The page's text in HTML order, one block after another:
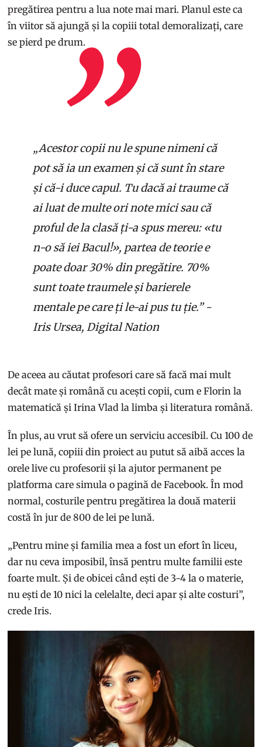
pregătirea pentru a lua note mai mari. Planul este ca
în viitor să ajungă și la copiii total demoralizați, care
se pierd pe drum.
„Acestor copii nu le spune nimeni că
pot să ia un examen și că sunt în stare
și că-i duce capul. Tu dacă ai traume că
ai luat de multe ori note mici sau că
proful de la clasă ți-a spus mereu: «tu
n-o să iei Bacul!», partea de teorie e
poate doar 30% din pregătire. 70%
sunt toate traumele și barierele
mentale pe care ți le-ai pus tu ție.” -
Iris Ursea, Digital Nation
De aceea au căutat profesori care să facă mai mult
decât mate și română cu acești copii, cum e Florin la
matematică și Irina Vlad la limba și literatura română.
În plus, au vrut să ofere un serviciu accesibil. Cu 100 de
lei pe lună, copiii din proiect au putut să aibă acces la
orele live cu profesorii și la ajutor permanent pe
platforma care simula o pagină de Facebook. În mod
normal, costurile pentru pregătirea la două materii
costă în jur de 800 de lei pe lună.
„Pentru mine și familia mea a fost un efort în liceu,
dar nu ceva imposibil, însă pentru multe familii este
foarte mult. Și de obicei când ești de 3-4 la o materie,
nu ești de 10 nici la celelalte, deci apar și alte costuri”,
crede Iris.